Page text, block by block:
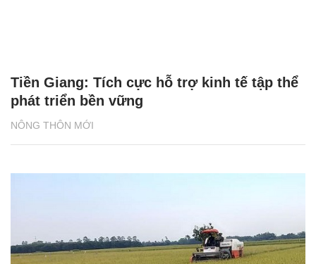
NÔNG THÔN MỚI
Tiền Giang: Tích cực hỗ trợ kinh tế tập thể
phát triển bền vững